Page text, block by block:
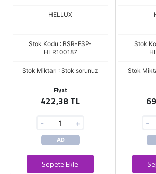
HELLUX
Stok Kodu : BSR-ESP-
HLR100187
Stok Miktarı : Stok sorunuz
Fiyat
422,38 TL
- +
AD
Sepete Ekle
C4-
Stok
Stok
-